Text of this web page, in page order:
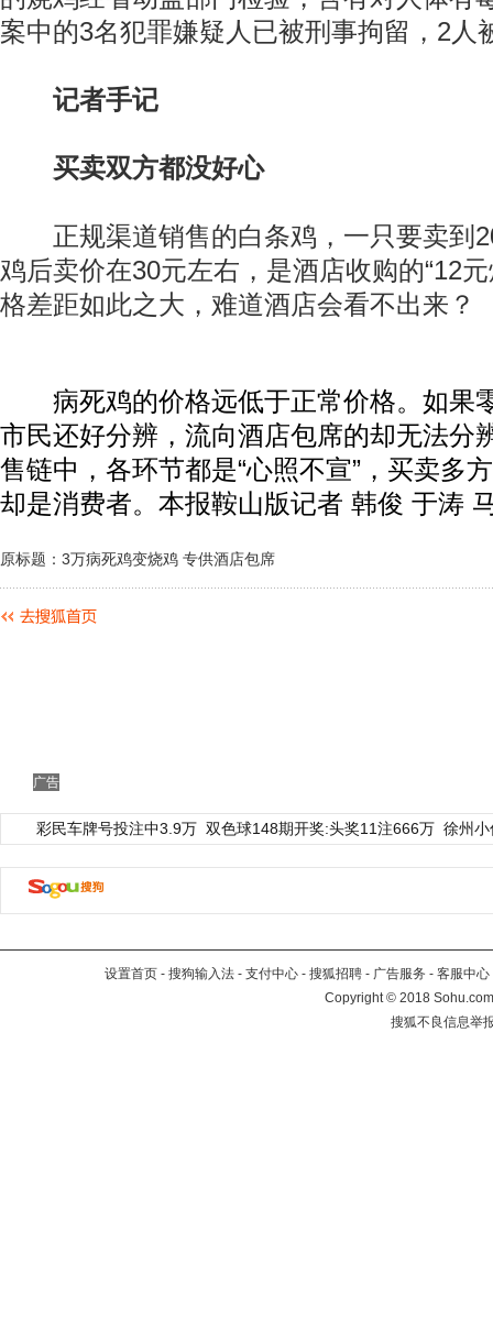
案中的3名犯罪嫌疑人已被刑事拘留，2人
记者手记
买卖双方都没好心
正规渠道销售的白条鸡，一只要卖到
鸡后卖价在30元左右，是酒店收购的“12
格差距如此之大，难道酒店会看不出来？
病死鸡的价格远低于正常价格。如果
市民还好分辨，流向酒店包席的却无法分
售链中，各环节都是“心照不宣”，买卖多
却是消费者。本报鞍山版记者 韩俊 于涛
原标题：3万病死鸡变烧鸡 专供酒店包席
广告
彩民车牌号投注中3.9万 双色球148期开奖:头奖11注666万 徐州
设置首页 - 搜狗输入法 - 支付中心 - 搜狐招聘 - 广告服务 - 客服中心
Copyright©2018
搜狐不良信息举